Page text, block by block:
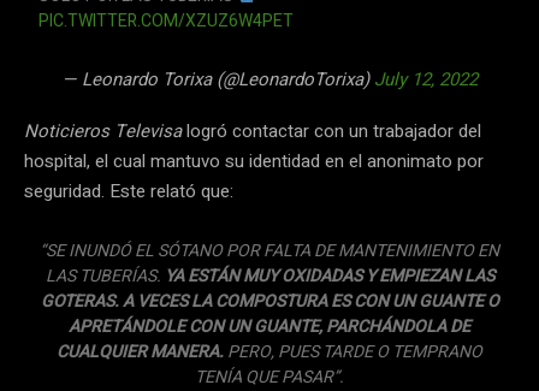
PIC.TWITTER.COM/XZUZ6W4PET
— Leonardo Torixa (@LeonardoTorixa)July 12, 2022
Noticieros Televisalogró contactar con un trabajador del
hospital, el cual mantuvo su identidad en el anonimato por
seguridad. Este relató que:
“SE INUNDÓ EL SÓTANO POR FALTA DE MANTENIMIENTO EN
LAS TUBERÍAS. YA ESTÁN MUY OXIDADAS Y EMPIEZAN LAS
GOTERAS. A VECES LA COMPOSTURA ES CON UN GUANTE O
APRETÁNDOLE CON UN GUANTE, PARCHÁNDOLA DE
CUALQUIER MANERA.PERO, PUES TARDE O TEMPRANO
TENÍA QUE PASAR”.